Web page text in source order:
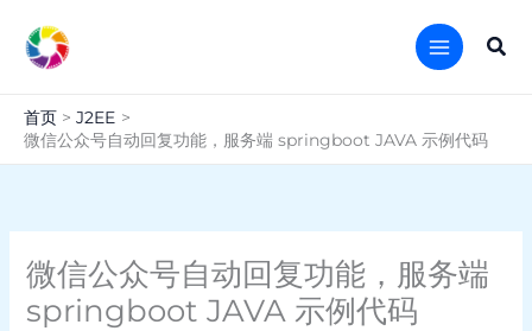
搜
首页
J2EE
微信公众号自动回复功能，服务端 springboot JAVA 示例代码
微信公众号自动回复功能，服务端
springboot JAVA 示例代码